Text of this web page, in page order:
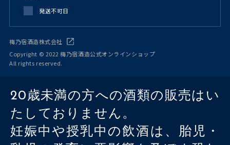
発送不可日
梅乃宿酒造株式会社
Copyright © 2022 梅乃宿酒造公式オンラインショップ
All rights reserved.
20歳未満の方への酒類の販売はい
たしておりません。
妊娠中や授乳中の飲酒は、胎児・